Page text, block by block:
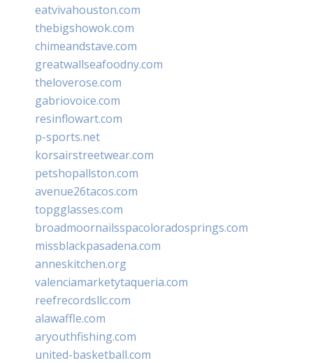
eatvivahouston.com
thebigshowok.com
chimeandstave.com
greatwallseafoodny.com
theloverose.com
gabriovoice.com
resinflowart.com
p-sports.net
korsairstreetwear.com
petshopallston.com
avenue26tacos.com
topgglasses.com
broadmoornailsspacoloradosprings.com
missblackpasadena.com
anneskitchen.org
valenciamarketytaqueria.com
reefrecordsllc.com
alawaffle.com
aryouthfishing.com
united-basketball.com